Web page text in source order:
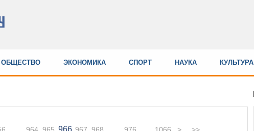
ОБЩЕСТВО ЭКОНОМИКА СПОРТ НАУКА КУЛЬТУРА
... 964 965 966 967 968 ... 976 ... 1066 >
>>